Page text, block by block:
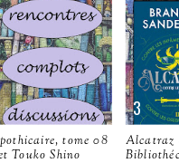
tome 08
Touko Shino
Alcatraz